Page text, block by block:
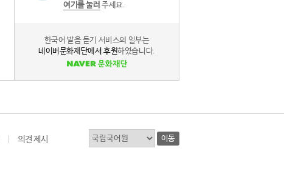
여기를 눌러 주세요.
한국어 발음 듣기 서비스의 일부는
네이버문화재단에서 후원하였습니다.
의견 제시 이동